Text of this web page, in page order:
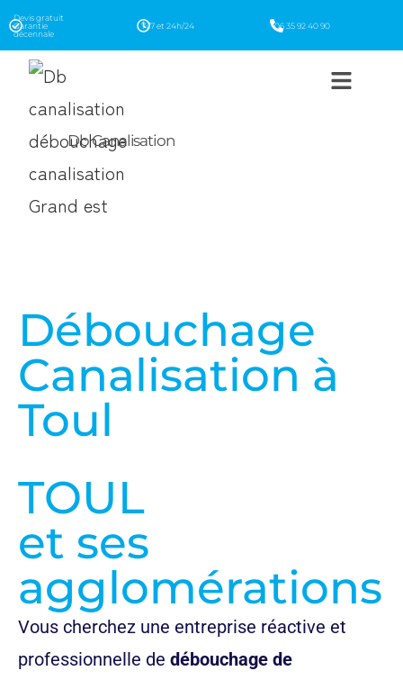
Devis gratuit
Garantie
décennale
7j/7 et 24h/24 06 35 92 40 90
Db Canalisation
Débouchage
Canalisation à
Toul
TOUL
et ses
agglomérations
Vous cherchez une entreprise réactive et
professionnelle de débouchage de